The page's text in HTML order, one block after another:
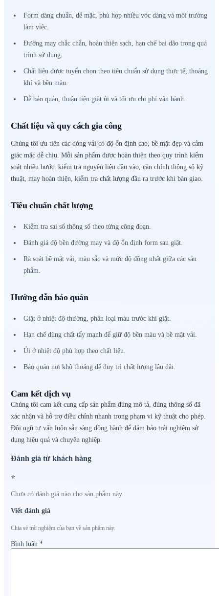
Form dáng chuẩn, dễ mặc, phù hợp nhiều vóc dáng và môi trường
làm việc.
Đường may chắc chắn, hoàn thiện sạch, hạn chế bai dão trong quá
trình sử dụng.
Chất liệu được tuyển chọn theo tiêu chuẩn sử dụng thực tế, thoáng
khí và bền màu.
Dễ bảo quản, thuận tiện giặt ủi và tối ưu chi phí vận hành.
Chất liệu và quy cách gia công
Chúng tôi ưu tiên các dòng vải có độ ổn định cao, bề mặt đẹp và cảm
giác mặc dễ chịu. Mỗi sản phẩm được hoàn thiện theo quy trình kiểm
soát nhiều bước: kiểm tra nguyên liệu đầu vào, căn chỉnh thông số kỹ
thuật, may hoàn thiện, kiểm tra chất lượng đầu ra trước khi bàn giao.
Tiêu chuẩn chất lượng
Kiểm tra sai số thông số theo từng công đoạn.
Đánh giá độ bền đường may và độ ổn định form sau giặt.
Rà soát bề mặt vải, màu sắc và mức độ đồng nhất giữa các sản
phẩm.
Hướng dẫn bảo quản
Giặt ở nhiệt độ thường, phân loại màu trước khi giặt.
Hạn chế dùng chất tẩy mạnh để giữ độ bền màu và bề mặt vải.
Ủi ở nhiệt độ phù hợp theo chất liệu.
Bảo quản nơi khô thoáng để duy trì chất lượng lâu dài.
Cam kết dịch vụ
Chúng tôi cam kết cung cấp sản phẩm đúng mô tả, đúng thông số đã
xác nhận và hỗ trợ điều chỉnh nhanh trong phạm vi kỹ thuật cho phép.
Đội ngũ tư vấn luôn sẵn sàng đồng hành để đảm bảo trải nghiệm sử
dụng hiệu quả và chuyên nghiệp.
Đánh giá từ khách hàng
⭐
Chưa có đánh giá nào cho sản phẩm này.
Viết đánh giá
Chia sẻ trải nghiệm của bạn về sản phẩm này.
Bình luận *